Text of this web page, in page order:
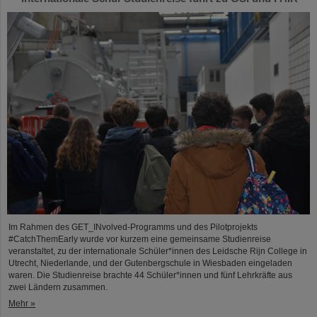
Im Rahmen des GET_INvolved-Programms und des Pilotprojekts
#CatchThemEarly wurde vor kurzem eine gemeinsame Studienreise
veranstaltet, zu der internationale Schüler*innen des Leidsche Rijn College in
Utrecht, Niederlande, und der Gutenbergschule in Wiesbaden eingeladen
waren. Die Studienreise brachte 44 Schüler*innen und fünf Lehrkräfte aus
zwei Ländern zusammen.
Mehr »